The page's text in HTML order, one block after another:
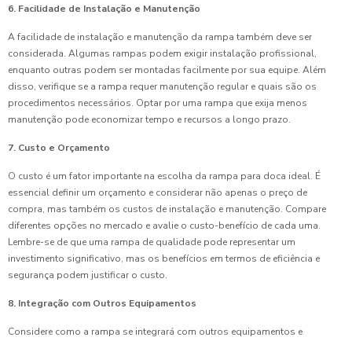
6. Facilidade de Instalação e Manutenção
A facilidade de instalação e manutenção da rampa também deve ser
considerada. Algumas rampas podem exigir instalação profissional,
enquanto outras podem ser montadas facilmente por sua equipe. Além
disso, verifique se a rampa requer manutenção regular e quais são os
procedimentos necessários. Optar por uma rampa que exija menos
manutenção pode economizar tempo e recursos a longo prazo.
7. Custo e Orçamento
O custo é um fator importante na escolha da rampa para doca ideal. É
essencial definir um orçamento e considerar não apenas o preço de
compra, mas também os custos de instalação e manutenção. Compare
diferentes opções no mercado e avalie o custo-benefício de cada uma.
Lembre-se de que uma rampa de qualidade pode representar um
investimento significativo, mas os benefícios em termos de eficiência e
segurança podem justificar o custo.
8. Integração com Outros Equipamentos
Considere como a rampa se integrará com outros equipamentos e